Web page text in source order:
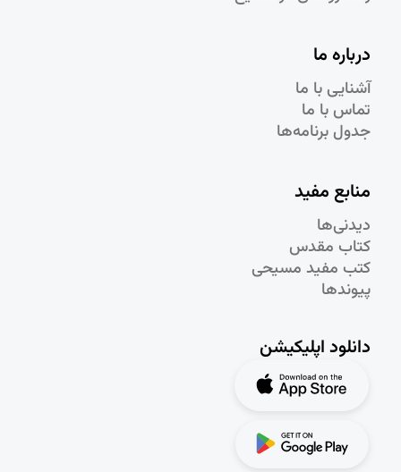
درباره ما
آشنایی با ما
تماس با ما
جدول برنامه‌ها
منابع مفید
دیدنی‌ها
کتاب مقدس
کتب مفید مسیحی
پیوندها
دانلود اپلیکیشن